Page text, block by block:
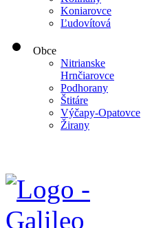
Koniarovce
Ľudovítová
Obce
Nitrianske
Hrnčiarovce
Podhorany
Štitáre
Výčapy-Opatovce
Žirany